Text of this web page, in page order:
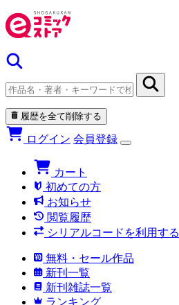
履歴を全て削除する
ログイン 会員登録
カート
初めての方
お知らせ
閲覧履歴
シリアルコードを利用する
無料・セール作品
新刊一覧
新刊雑誌一覧
ランキング